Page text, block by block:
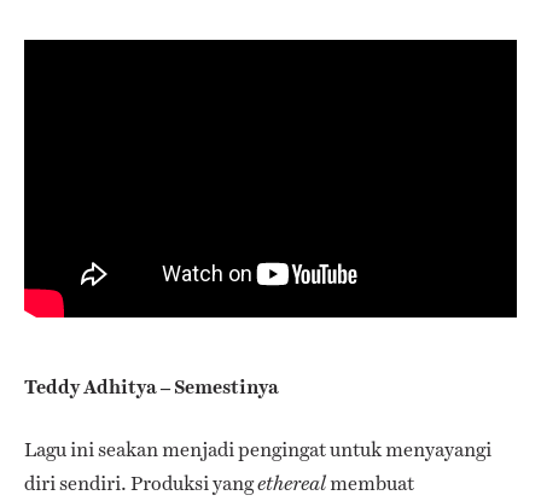
Teddy Adhitya – Semestinya
Lagu ini seakan menjadi pengingat untuk menyayangi
diri sendiri. Produksi yangetherealmembuat